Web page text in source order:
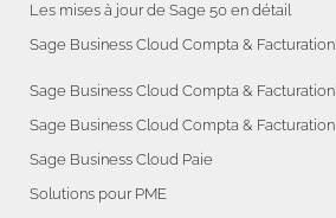
Les mises à jour de Sage 50 en détail
Sage Business Cloud Compta &
Sage Business Cloud Compta &
Sage Business Cloud Compta & Facturation
Sage Business Cloud Paie
Solutions pour PME